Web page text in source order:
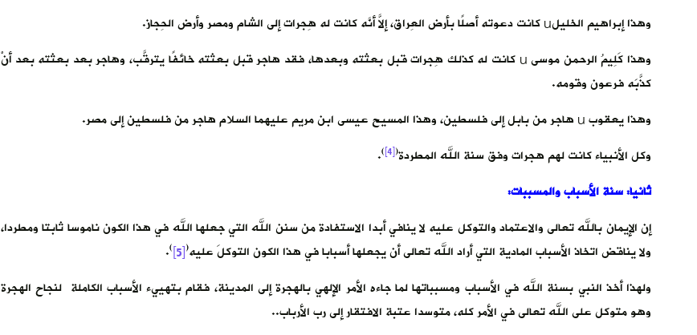
وهذا إبراهيم الخليلu كانت دعوته أصلًا بأرض العِراق، إلاَّ أنَّه كانت له هِجرات إلى الشام ومصر وأرض الحِجاز.
وهذا كَلِيمُ الرحمن موسى u كانت له كذلك هِجرات قبل بعثته وبعدها، فقد هاجر قبل بعثته خائفًا يترقَّب، وهاجر بعد بعثته بعد أنْ
كذَّبَه فرعون وقومه.
وهذا يعقوب u هاجر من بابل إلى فلسطين، وهذا المسيح عيسى ابن مريم عليهما السلام هاجر من فلسطين إلى مصر.
وكل الأنبياء كانت لهم هجرات وفق سنة الله المطردة(
[4]
)
.
ثانيا: سنة الأسباب والمسببات:
إن الإيمان بالله تعالى والاعتماد والتوكل عليه لا ينافي أبدا الاستفادة من سنن الله التي جعلها الله في هذا الكون ناموسا ثابتا ومطردا،
ولا يناقض اتخاذ الأسباب المادية التي أراد الله تعالى أن يجعلها أسبابا في هذا الكون التوكلَ عليه(
[5]
)
.
ولهذا أخذ النبي بسنة الله في الأسباب ومسبباتها لما جاءه الأمر الإلهي بالهجرة إلى المدينة، فقام بتهييء الأسباب الكاملة لنجاح الهجرة
وهو متوكل على الله تعالى في الأمر كله، متوسدا عتبة الافتقار إلى رب الأرباب..